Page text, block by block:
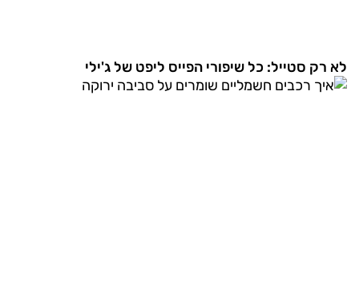
לא רק סטייל: כל שיפורי הפייס ליפט של ג'ילי